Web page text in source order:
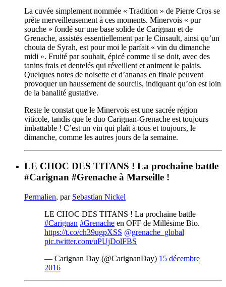
La cuvée simplement nommée « Tradition » de Pierre Cros se
prête merveilleusement à ces moments. Minervois « pur
souche » fondé sur une base solide de Carignan et de
Grenache, assistés essentiellement par le Cinsault, ainsi qu’un
chouia de Syrah, est pour moi le parfait « vin du dimanche
midi ». Fruité par souhait, épicé comme il se doit, avec des
tanins frais et dentelés qui réveillent et animent le palais.
Quelques notes de noisette et d’ananas en finale peuvent
provoquer un haussement de sourcils, indiquant qu’on est loin
de la banalité gustative.
Reste le constat que le Minervois est une sacrée région
viticole, tandis que le duo Carignan-Grenache est toujours
imbattable ! C’est un vin qui plaît à tous et toujours, le
dimanche, comme les autres jours de la semaine.
LE CHOC DES TITANS ! La prochaine battle
#Carignan #Grenache à Marseille !
Permalien, par Sebastian Nickel
LE CHOC DES TITANS ! La prochaine battle
#Carignan #Grenache en OFF de Millésime Bio.
https://t.co/ch39ugpXSS @grenache_global
pic.twitter.com/uPUjDolFBS
— Carignan Day (@CarignanDay) 15 décembre
2016